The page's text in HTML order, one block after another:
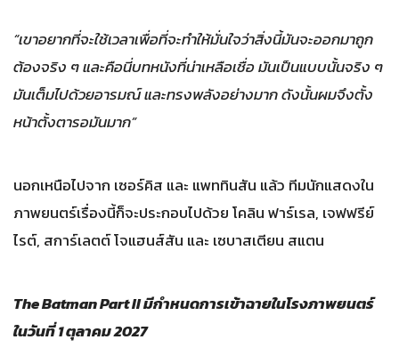
“เขาอยากที่จะใช้เวลาเพื่อที่จะทำให้มั่นใจว่าสิ่งนี้มันจะออกมาถูก
ต้องจริง ๆ และคือนี่บทหนังที่น่าเหลือเชื่อ มันเป็นแบบนั้นจริง ๆ
มันเต็มไปด้วยอารมณ์ และทรงพลังอย่างมาก ดังนั้นผมจึงตั้ง
หน้าตั้งตารอมันมาก”
นอกเหนือไปจาก เซอร์คิส และ แพททินสัน แล้ว ทีมนักแสดงใน
ภาพยนตร์เรื่องนี้ก็จะประกอบไปด้วย โคลิน ฟาร์เรล, เจฟฟรีย์
ไรต์, สการ์เลตต์ โจแฮนส์สัน และ เซบาสเตียน สแตน
The Batman Part II มีกำหนดการเข้าฉายในโรงภาพยนตร์
ในวันที่ 1 ตุลาคม 2027